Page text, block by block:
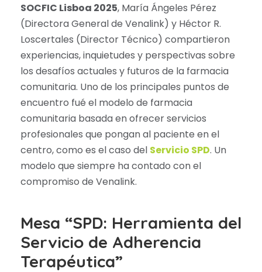
SOCFIC Lisboa 2025, María Ángeles Pérez
(Directora General de Venalink) y Héctor R.
Loscertales (Director Técnico) compartieron
experiencias, inquietudes y perspectivas sobre
los desafíos actuales y futuros de la farmacia
comunitaria. Uno de los principales puntos de
encuentro fué el modelo de farmacia
comunitaria basada en ofrecer servicios
profesionales que pongan al paciente en el
centro, como es el caso del Servicio SPD. Un
modelo que siempre ha contado con el
compromiso de Venalink.
Mesa “SPD: Herramienta del
Servicio de Adherencia
Terapéutica”